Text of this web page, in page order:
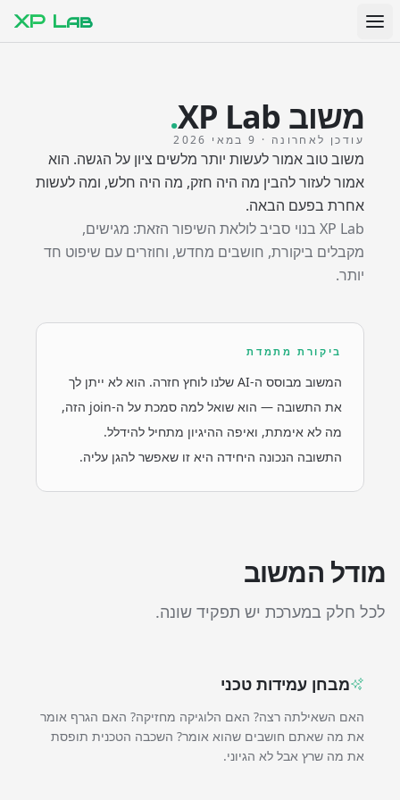
XP Lab
משוב XP Lab .
עודכן לאחרונה · 9 במאי 2026
משוב טוב אמור לעשות יותר מלשים ציון על הגשה. הוא
אמור לעזור להבין מה היה חזק, מה היה חלש, ומה לעשות
אחרת בפעם הבאה.
XP Lab בנוי סביב לולאת השיפור הזאת: מגישים,
מקבלים ביקורת, חושבים מחדש, וחוזרים עם שיפוט חד
יותר.
ביקורת מתמדת
המשוב מבוסס ה-AI שלנו לוחץ חזרה. הוא לא ייתן לך
את התשובה — הוא שואל למה סמכת על ה-join הזה,
מה לא אימתת, ואיפה ההיגיון מתחיל להידלל.
התשובה הנכונה היחידה היא זו שאפשר להגן עליה.
מודל המשוב
לכל חלק במערכת יש תפקיד שונה.
מבחן עמידות טכני
האם השאילתה רצה? האם הלוגיקה מחזיקה? האם הגרף אומר
את מה שאתם חושבים שהוא אומר? השכבה הטכנית תופסת
את מה שרץ אבל לא הגיוני.